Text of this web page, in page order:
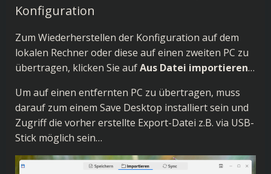
Konfiguration
Zum Wiederherstellen der Konfiguration auf dem
lokalen Rechner oder diese auf einen zweiten PC zu
übertragen, klicken Sie aufAus Datei importieren…
Um auf einen entfernten PC zu übertragen, muss
darauf zum einem Save Desktop installiert sein und
Zugriff die vorher erstellte Export-Datei z.B. via USB-
Stick möglich sein…